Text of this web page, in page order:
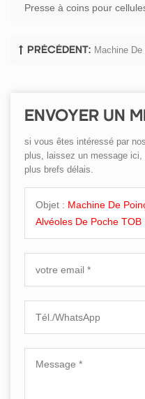
Presse à coins pour
PRÉCÉDENT: Machine
ENVOYER UN
si vous êtes intéressé par
plus, laissez un message
plus brefs délais.
Objet : Machine De
Alvéoles De Poche TOB